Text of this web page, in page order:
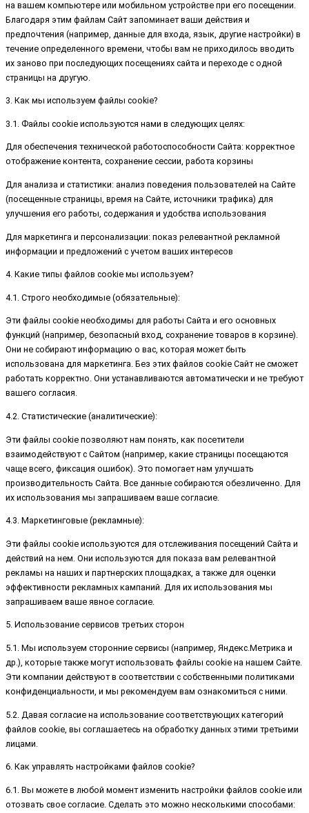
на вашем компьютере или мобильном устройстве при его посещении.
Благодаря этим файлам Сайт запоминает ваши действия и
предпочтения (например, данные для входа, язык, другие настройки) в
течение определенного времени, чтобы вам не приходилось вводить
их заново при последующих посещениях сайта и переходе с одной
страницы на другую.
3. Как мы используем файлы cookie?
3.1. Файлы cookie используются нами в следующих целях:
Для обеспечения технической работоспособности Сайта: корректное
отображение контента, сохранение сессии, работа корзины
Для анализа и статистики: анализ поведения пользователей на Сайте
(посещенные страницы, время на Сайте, источники трафика) для
улучшения его работы, содержания и удобства использования
Для маркетинга и персонализации: показ релевантной рекламной
информации и предложений с учетом ваших интересов
4. Какие типы файлов cookie мы используем?
4.1. Строго необходимые (обязательные):
Эти файлы cookie необходимы для работы Сайта и его основных
функций (например, безопасный вход, сохранение товаров в корзине).
Они не собирают информацию о вас, которая может быть
использована для маркетинга. Без этих файлов cookie Сайт не сможет
работать корректно. Они устанавливаются автоматически и не требуют
вашего согласия.
4.2. Статистические (аналитические):
Эти файлы cookie позволяют нам понять, как посетители
взаимодействуют с Сайтом (например, какие страницы посещаются
чаще всего, фиксация ошибок). Это помогает нам улучшать
производительность Сайта. Все данные собираются обезличенно. Для
их использования мы запрашиваем ваше согласие.
4.3. Маркетинговые (рекламные):
Эти файлы cookie используются для отслеживания посещений Сайта и
действий на нем. Они используются для показа вам релевантной
рекламы на наших и партнерских площадках, а также для оценки
эффективности рекламных кампаний. Для их использования мы
запрашиваем ваше явное согласие.
5. Использование сервисов третьих сторон
5.1. Мы используем сторонние сервисы (например, Яндекс.Метрика и
др.), которые также могут использовать файлы cookie на нашем Сайте.
Эти компании действуют в соответствии с собственными политиками
конфиденциальности, и мы рекомендуем вам ознакомиться с ними.
5.2. Давая согласие на использование соответствующих категорий
файлов cookie, вы соглашаетесь на обработку данных этими третьими
лицами.
6. Как управлять настройками файлов cookie?
6.1. Вы можете в любой момент изменить настройки файлов cookie или
отозвать свое согласие. Сделать это можно несколькими способами: